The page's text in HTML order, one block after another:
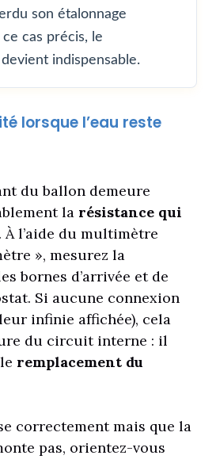
son étalonnage
ce cas précis, le
indispensable.
lorsque l’eau reste
du ballon demeure
la résistance qui
. À l’aide du multimètre
», mesurez la
bornes d’arrivée et de
Si aucune connexion
infinie affichée), cela
du circuit interne : il
remplacement du
correctement mais que la
pas, orientez-vous